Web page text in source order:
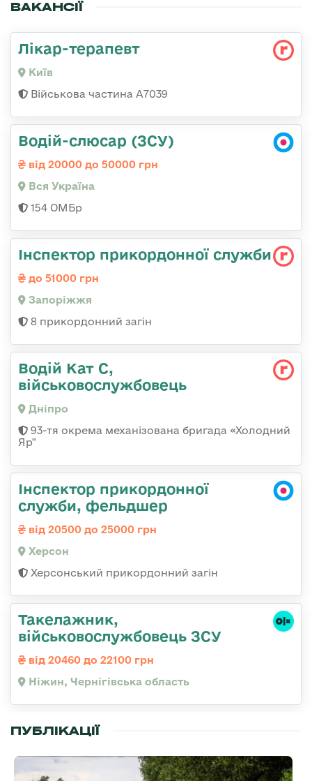
ВАКАНСІЇ
Лікар-терапевт
Київ
Військова частина А7039
Водій-слюсар (ЗСУ)
від 20000 до 50000 грн
Вся Україна
154 ОМБр
Інспектор прикордонної служби
до 51000 грн
Запоріжжя
8 прикордонний загін
Водій Кат С,
військовослужбовець
Дніпро
93-тя окрема механізована бригада «Холодний
Яр"
Інспектор прикордонної
служби, фельдшер
від 20500 до 25000 грн
Херсон
Херсонський прикордонний загін
Такелажник,
військовослужбовець ЗСУ
від 20460 до 22100 грн
Ніжин, Чернігівська область
ПУБЛІКАЦІЇ